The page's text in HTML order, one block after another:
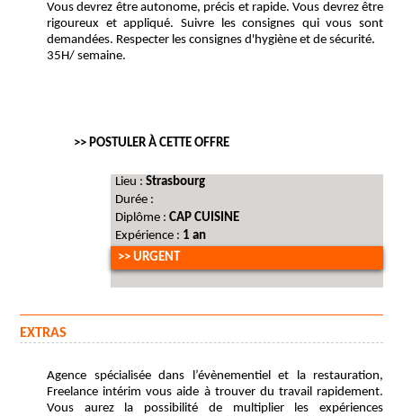
Vous devrez être autonome, précis et rapide. Vous devrez être
rigoureux et appliqué. Suivre les consignes qui vous sont
demandées. Respecter les consignes d'hygiène et de sécurité.
35H/ semaine.
>> POSTULER À CETTE OFFRE
Lieu : Strasbourg
Durée :
Diplôme : CAP CUISINE
Expérience : 1 an
>> URGENT
EXTRAS
Agence spécialisée dans l’évènementiel et la restauration,
Freelance intérim vous aide à trouver du travail rapidement.
Vous aurez la possibilité de multiplier les expériences